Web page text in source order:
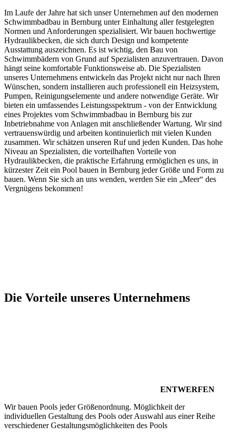
Im Laufe der Jahre hat sich unser Unternehmen auf den modernen
Schwimmbadbau in Bernburg unter Einhaltung aller festgelegten
Normen und Anforderungen spezialisiert. Wir bauen hochwertige
Hydraulikbecken, die sich durch Design und kompetente
Ausstattung auszeichnen. Es ist wichtig, den Bau von
Schwimmbädern von Grund auf Spezialisten anzuvertrauen. Davon
hängt seine komfortable Funktionsweise ab. Die Spezialisten
unseres Unternehmens entwickeln das Projekt nicht nur nach Ihren
Wünschen, sondern installieren auch professionell ein Heizsystem,
Pumpen, Reinigungselemente und andere notwendige Geräte. Wir
bieten ein umfassendes Leistungsspektrum - von der Entwicklung
eines Projektes vom Schwimmbadbau in Bernburg bis zur
Inbetriebnahme von Anlagen mit anschließender Wartung. Wir sind
vertrauenswürdig und arbeiten kontinuierlich mit vielen Kunden
zusammen. Wir schätzen unseren Ruf und jeden Kunden. Das hohe
Niveau an Spezialisten, die vorteilhaften Vorteile von
Hydraulikbecken, die praktische Erfahrung ermöglichen es uns, in
kürzester Zeit ein Pool bauen in Bernburg jeder Größe und Form zu
bauen. Wenn Sie sich an uns wenden, werden Sie ein „Meer“ des
Vergnügens bekommen!
Die Vorteile unseres Unternehmens
ENTWERFEN
Wir bauen Pools jeder Größenordnung. Möglichkeit der
individuellen Gestaltung des Pools oder Auswahl aus einer Reihe
verschiedener Gestaltungsmöglichkeiten des Pools